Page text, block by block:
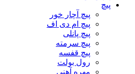
پیچ
پیچ آچار خور
پیچ ام دی اف
پیچ پانلی
پیچ سرمته
پیچ قفسه
رول بولت
مهره آهنی